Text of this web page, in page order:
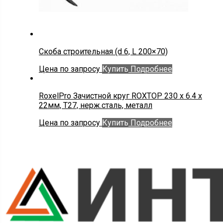
Скоба строительная (d 6, L 200×70)
Цена по запросу Купить Подробнее
RoxelPro Зачистной круг ROXTOP 230 x 6.4 x
22мм, Т27, нерж.сталь, металл
Цена по запросу Купить Подробнее